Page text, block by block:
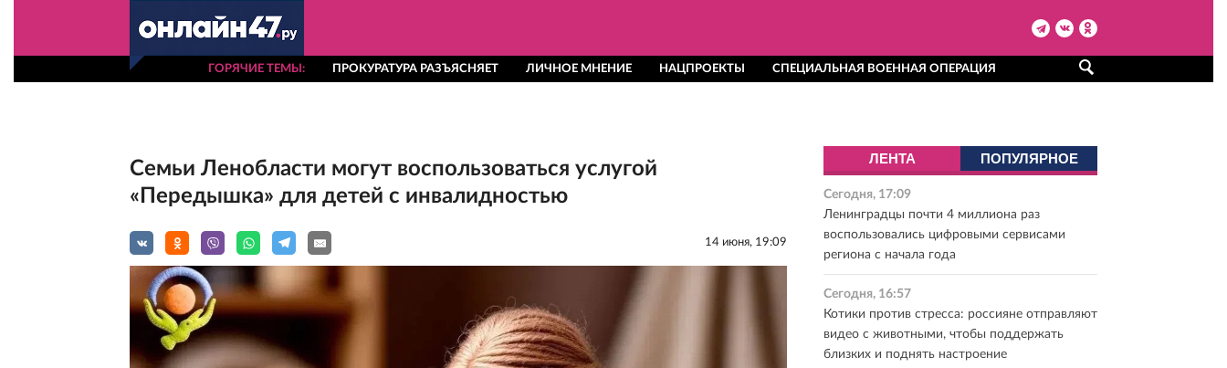
ГОРЯЧИЕ ТЕМЫ ПРОКУРАТУРА РАЗЪЯСНЯЕТ ЛИЧНОЕ МНЕНИЕ НАЦПРОЕКТЫ СПЕЦИАЛЬНАЯ ВОЕННАЯ ОПЕРАЦИЯ
Семьи Ленобласти могут воспользоваться услугой
«Передышка» для детей с инвалидностью
14 июня, 19:09
ЛЕНТА ПОПУЛЯРНОЕ
Сегодня, 17:09
Ленинградцы почти 4 миллиона раз
воспользовались цифровыми сервисами
региона с начала года
Сегодня, 16:57
Котики против стресса: россияне отправляют
видео с животными, чтобы поддержать
близких и поднять настроение